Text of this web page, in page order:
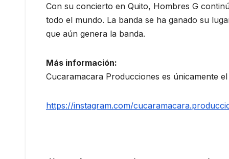
Con su concierto en Quito, Hombres G
todo el mundo. La banda se ha ganado su
que aún genera la banda.
Más información:
Cucaramacara Producciones es únicamente
https://instagram.com/